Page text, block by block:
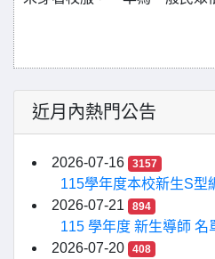
近月內熱門公告
2026-07-16 3157
115學年度本校新生S型
2026-07-21
894
115 學年度 新生導師 名
2026-07-20
408